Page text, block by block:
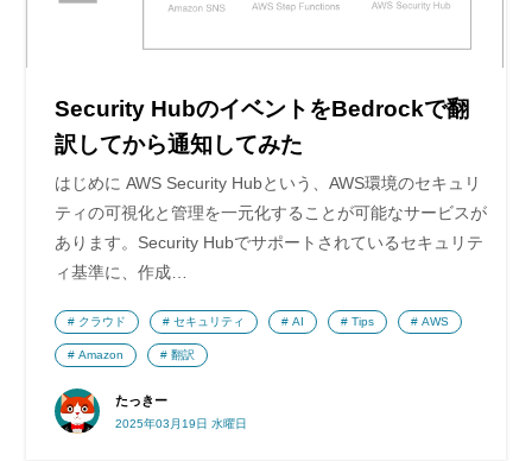
Security HubのイベントをBedrockで翻
訳してから通知してみた
はじめに AWS Security Hubという、AWS環境のセキュリ
ティの可視化と管理を一元化することが可能なサービスが
あります。Security Hubでサポートされているセキュリテ
ィ基準に、作成…
たっきー
2025年03月19日 水曜日
クラウド セキュリティ AI Tips AWS
Amazon 翻訳